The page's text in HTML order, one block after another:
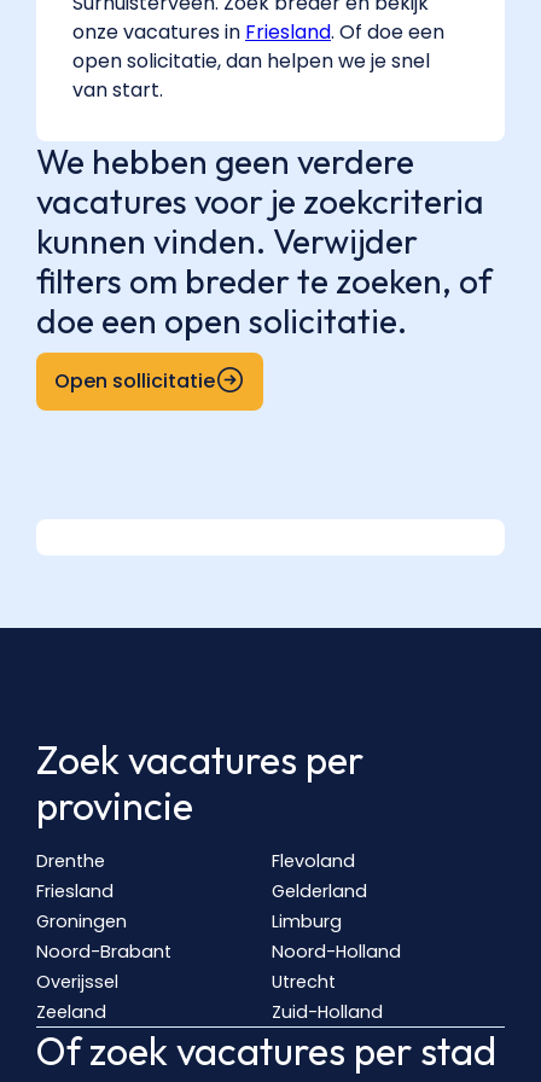
onze vacatures in Friesland. Of doe een
open solicitatie, dan helpen we je snel
van start.
We hebben geen verdere
vacatures voor je zoekcriteria
kunnen vinden. Verwijder
filters om breder te zoeken, of
doe een open solicitatie.
Open sollicitatie
Zoek vacatures per
provincie
Drenthe
Flevoland
Friesland
Gelderland
Groningen
Limburg
Noord-Brabant
Noord-Holland
Overijssel
Utrecht
Zeeland
Zuid-Holland
Of zoek vacatures per stad